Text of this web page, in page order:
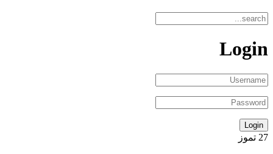
Login
27 تموز